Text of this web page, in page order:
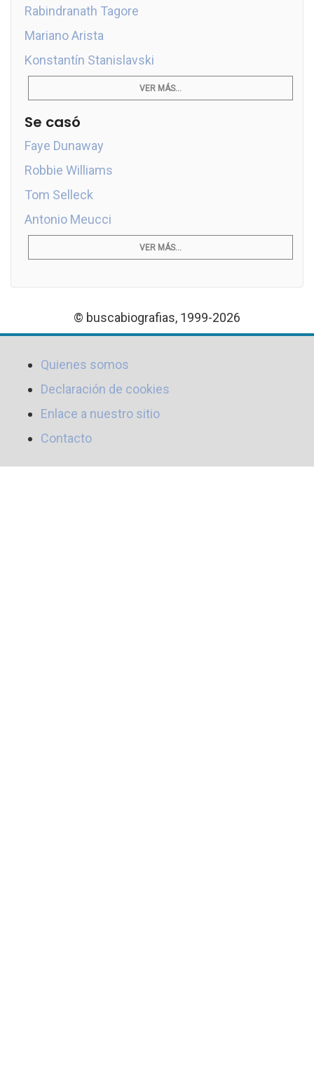
Rabindranath Tagore
Mariano Arista
Konstantín Stanislavski
VER MÁS...
Se casó
Faye Dunaway
Robbie Williams
Tom Selleck
Antonio Meucci
VER MÁS...
© buscabiografias, 1999-2026
Quienes somos
Declaración de cookies
Enlace a nuestro sitio
Contacto